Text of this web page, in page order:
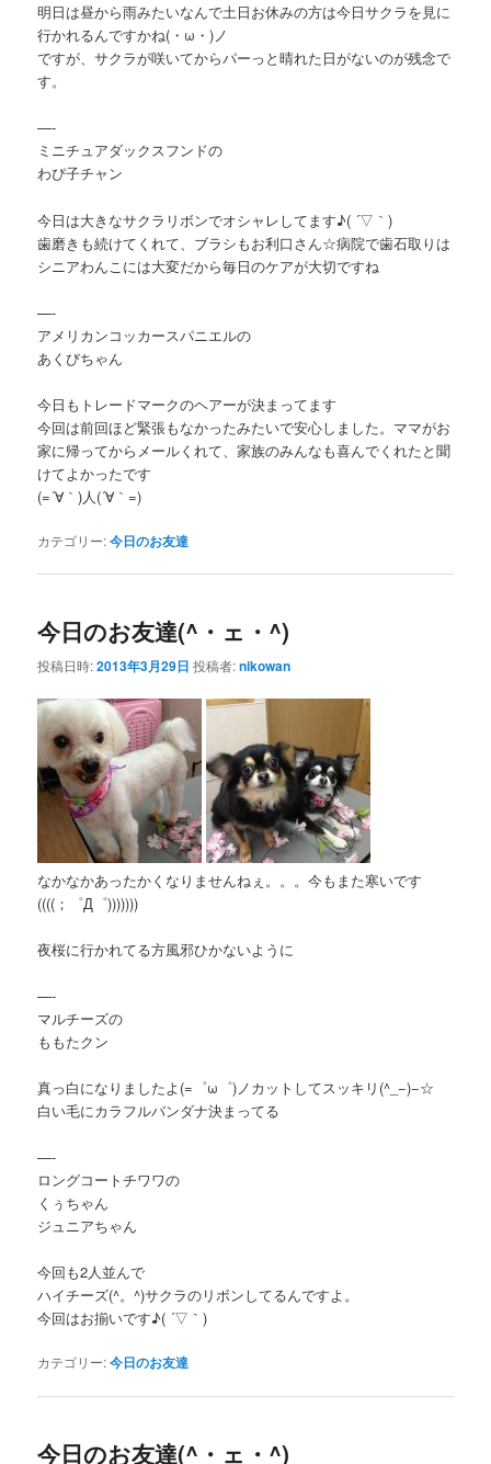
明日は昼から雨みたいなんで土日お休みの方は今日サクラを見に
行かれるんですかね(・ω・)ノ
ですが、サクラが咲いてからパーっと晴れた日がないのが残念で
す。
—-
ミニチュアダックスフンドの
わぴ子チャン
今日は大きなサクラリボンでオシャレしてます♪( ´▽｀)
歯磨きも続けてくれて、ブラシもお利口さん☆病院で歯石取りは
シニアわんこには大変だから毎日のケアが大切ですね
—-
アメリカンコッカースパニエルの
あくびちゃん
今日もトレードマークのヘアーが決まってます
今回は前回ほど緊張もなかったみたいで安心しました。ママがお
家に帰ってからメールくれて、家族のみんなも喜んでくれたと聞
けてよかったです
(=´∀｀)人(´∀｀=)
カテゴリー:今日のお友達
今日のお友達(^・ェ・^)
投稿日時:2013年3月29日 投稿者:nikowan
なかなかあったかくなりませんねぇ。。。今もまた寒いです
((((；゜Д゜)))))))
夜桜に行かれてる方風邪ひかないように
—-
マルチーズの
ももたクン
真っ白になりましたよ(=゜ω゜)ノカットしてスッキリ(^_−)−☆
白い毛にカラフルバンダナ決まってる
—-
ロングコートチワワの
くぅちゃん
ジュニアちゃん
今回も2人並んで
ハイチーズ(^。^)サクラのリボンしてるんですよ。
今回はお揃いです♪( ´▽｀)
カテゴリー:今日のお友達
今日のお友達(^・ェ・^)